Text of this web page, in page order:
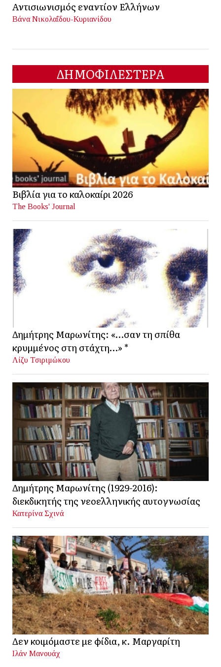
Αντισιωνισμός εναντίον Ελλήνων
Βάνα Νικολαΐδου-Κυριανίδου
ΔΗΜΟΦΙΛΕΣΤΕΡΑ
Βιβλία για το καλοκαίρι 2026
The Books' Journal
Δημήτρης Μαρωνίτης: «…σαν τη σπίθα
κρυμμένος στη στάχτη…» *
Λίζυ Τσιριμώκου
Δημήτρης Μαρωνίτης (1929-2016):
διεκδικητής της νεοελληνικής αυτογνωσίας
Κατερίνα Σχινά
Δεν κοιμόμαστε με φίδια, κ. Μαργαρίτη
Ιλάν Μανουάχ